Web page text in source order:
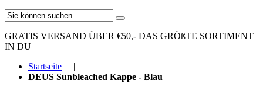
GRATIS VERSAND ÜBER €50,- DAS GRÖßTE SORTIMENT
IN DU
Startseite
|
DEUS Sunbleached Kappe - Blau